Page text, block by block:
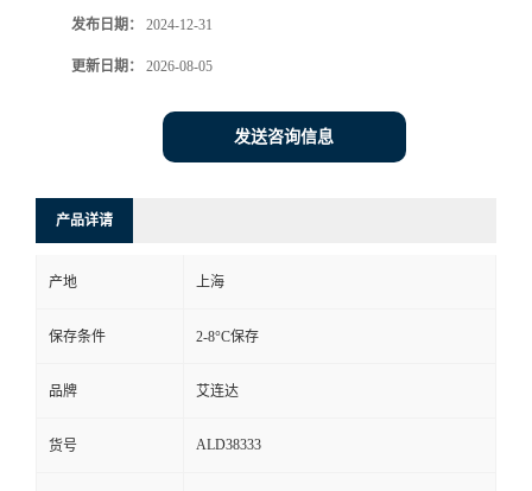
发布日期： 2024-12-31
更新日期： 2026-08-05
发送咨询信息
产品详请
产地 上海
保存条件 2-8°C保存
品牌 艾连达
货号 ALD38333